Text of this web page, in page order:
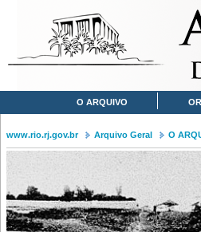
O ARQUIVO
www.rio.rj.gov.br Arquivo Geral O